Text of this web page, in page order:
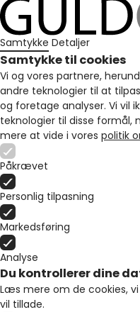
Samtykke Detaljer
Samtykke til cookies
Vi og vores partnere,
andre teknologier til at
og foretage analyser. Vi vil
teknologier til disse formål,
mere at vide i vores politik
Påkrævet
Personlig tilpasning
Markedsføring
Analyse
Du kontrollerer dine
Læs mere om de cookies,
vil tillade.